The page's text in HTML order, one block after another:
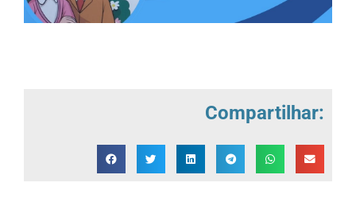
Compartilhar: